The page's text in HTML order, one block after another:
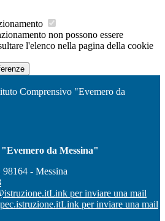
non possono essere
l'elenco nella pagina della cookie
Comprensivo "Evemero da
da Messina"
- Messina
Link per inviare una mail
Link per inviare una mail